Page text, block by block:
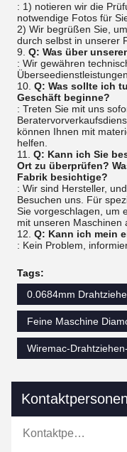
: 1) notieren wir die
notwendige Fotos für
2) Wir begrüßen Sie,
durch selbst in unserer
9. Q: Was über
: Wir gewähren
10. Q: Was sollte ich
Geschäft beginne?
: Treten Sie mit uns
können Ihnen mit
helfen.
11. Q: Kann ich Sie
Ort zu überprüfen?
Fabrik besichtige?
: Wir sind Hersteller,
Besuchen uns. Für
Sie vorgeschlagen, um
mit unseren Maschinen
12. Q: Kann ich mein
: Kein Problem,
Tags:
0.0684mm
Feine Maschine
Wiremac-
Kontaktpersonen
Kontaktpersonen: